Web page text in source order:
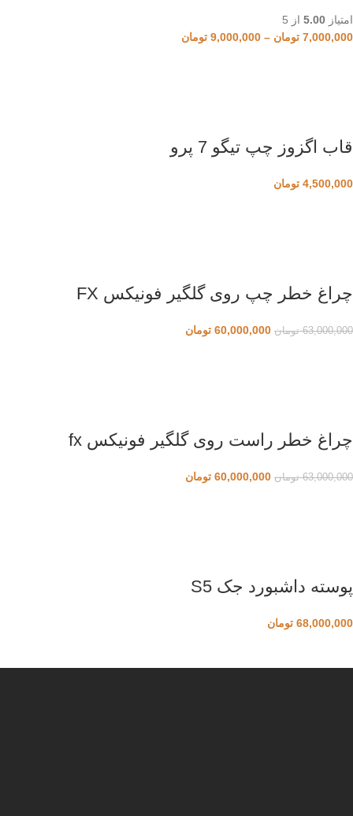
امتیاز 5.00 از 5
7,000,000 تومان –
9,000,000 تومان
قاب اگزوز چپ تیگو 7 پرو
4,500,000 تومان
چراغ خطر چپ روی گلگیر فونیکس FX
63,000,000 تومان 60,000,000 تومان
چراغ خطر راست روی گلگیر فونیکس fx
63,000,000 تومان 60,000,000 تومان
پوسته داشبورد جک S5
68,000,000 تومان